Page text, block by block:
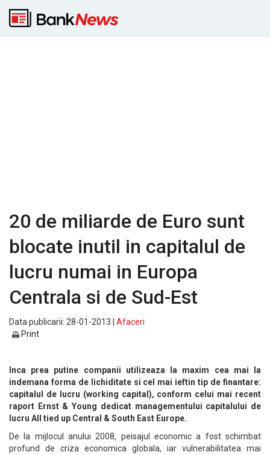
20 de miliarde de Euro sunt
blocate inutil in capitalul de
lucru numai in Europa
Centrala si de Sud-Est
Data publicarii: 28-01-2013 | Afaceri
Print
Inca prea putine companii utilizeaza la maxim cea mai la
indemana forma de lichiditate si cel mai ieftin tip de finantare:
capitalul de lucru (working capital), conform celui mai recent
raport Ernst & Young dedicat managementului capitalului de
lucru All tied up Central & South East Europe.
De la mijlocul anului 2008, peisajul economic a fost schimbat
profund de criza economica globala, iar vulnerabilitatea mai